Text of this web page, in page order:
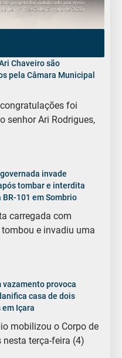
Chaveiro são
pela Câmara Municipal
foi
senhor Ari Rodrigues,
invade
tombar e interdita
101 em Sombrio
carregada com
e invadiu uma
vazamento provoca
casa de dois
Içara
mobilizou o Corpo de
nesta terça-feira (4)